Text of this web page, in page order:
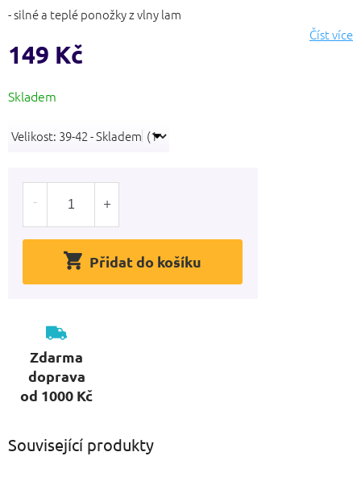
hvězdiček.
- silné a teplé ponožky z vlny lam
Číst více
149 Kč
cena:
Skladem
Přidat do košíku
Zdarma
doprava
od 1000 Kč
Související produkty